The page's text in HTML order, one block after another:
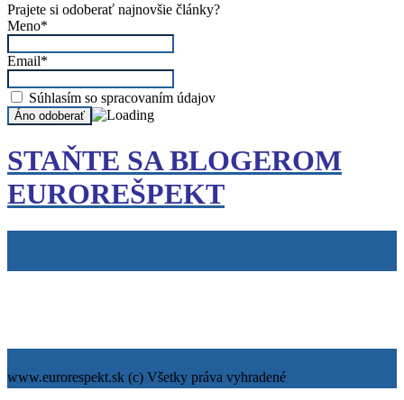
Prajete si odoberať najnovšie články?
Meno*
Email*
Súhlasím so spracovaním údajov
STAŇTE SA BLOGEROM
EUROREŠPEKT
www.eurorespekt.sk (c) Všetky práva vyhradené